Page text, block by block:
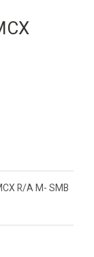
R/A M- SMB